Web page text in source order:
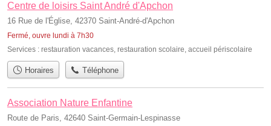
Centre de loisirs Saint André d'Apchon
16 Rue de l'Église, 42370 Saint-André-d'Apchon
Fermé, ouvre lundi à 7h30
Services : restauration vacances, restauration scolaire, accueil périscolaire
Horaires Téléphone
Association Nature Enfantine
Route de Paris, 42640 Saint-Germain-Lespinasse